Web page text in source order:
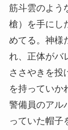
筋斗雲のよう
槍）を手にし
めてる。神様
れ、正体がバ
ささやきを投
を持っていか
警備員のアル
っていた帽子